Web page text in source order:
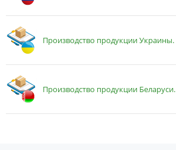
Производство продукции Украины.
Производство продукции Беларуси.